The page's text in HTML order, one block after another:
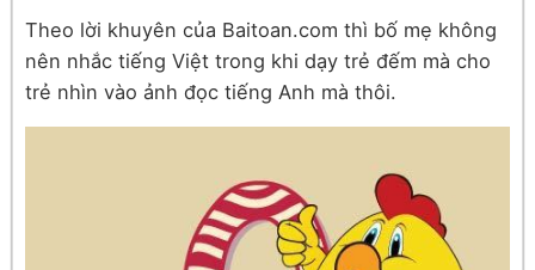
Theo lời khuyên của Baitoan.com thì bố mẹ không
nên nhắc tiếng Việt trong khi dạy trẻ đếm mà cho
trẻ nhìn vào ảnh đọc tiếng Anh mà thôi.